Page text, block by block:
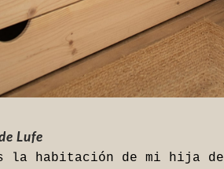
Lufe
la habitación de mi hija de